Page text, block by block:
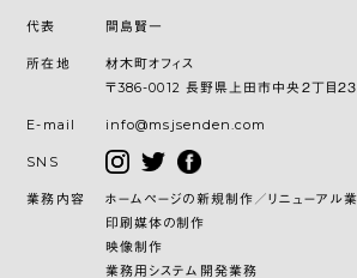
代表 間島賢一
所在地
材木町オフィス
〒386-0012 長野県上田市中央２丁目２３
E-mail info@msjsenden.com
SNS
業務内容
ホームページの新規制作／リニューアル
印刷媒体の制作
映像制作
業務用システム開発業務